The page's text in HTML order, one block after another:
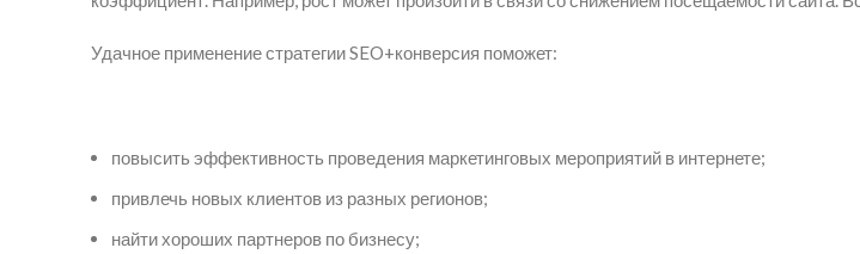
Удачное применение стратегии SEO+конверсия поможет:
повысить эффективность проведения маркетинговых мероприятий в интернете;
привлечь новых клиентов из разных регионов;
найти хороших партнеров по бизнесу;